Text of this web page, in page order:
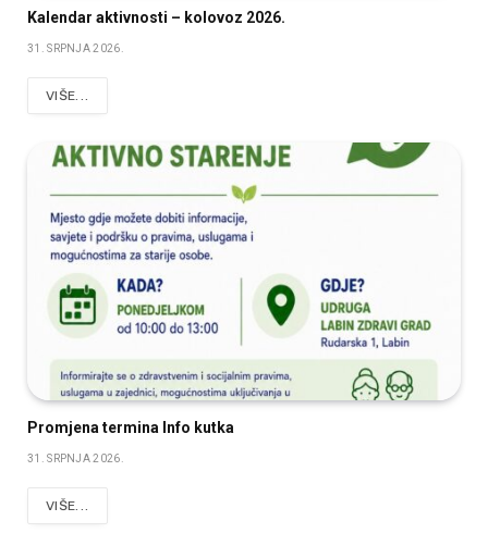
Kalendar aktivnosti – kolovoz 2026.
31. SRPNJA 2026.
VIŠE...
Promjena termina Info kutka
31. SRPNJA 2026.
VIŠE...